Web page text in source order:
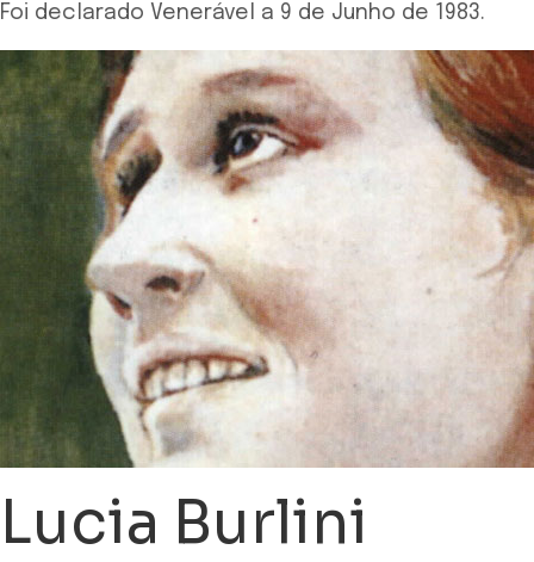
Foi declarado Venerável a 9 de Junho de 1983.
Lucia Burlini